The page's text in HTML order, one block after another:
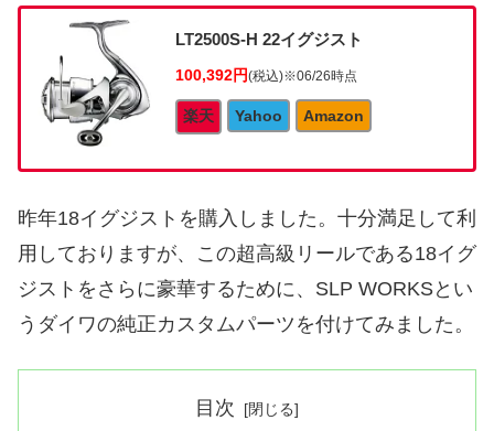
LT2500S-H 22イグジスト
100,392円(税込)※06/26時点
楽天 Yahoo Amazon
昨年18イグジストを購入しました。十分満足して利
用しておりますが、この超高級リールである18イグ
ジストをさらに豪華するために、SLP WORKSとい
うダイワの純正カスタムパーツを付けてみました。
目次